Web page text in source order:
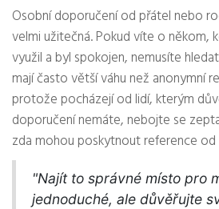
Osobní doporučení od přátel nebo
velmi užitečná. Pokud víte o někom,
využil a byl spokojen, nemusíte
mají často větší váhu než anonymní
protože pocházejí od lidí, kterým
doporučení nemáte, nebojte se
zda mohou poskytnout reference od
"Najít to správné místo pro
jednoduché, ale důvěřujte